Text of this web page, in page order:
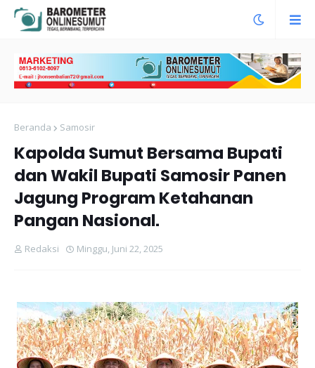
Beranda Samosir
Kapolda Sumut Bersama Bupati
dan Wakil Bupati Samosir Panen
Jagung Program Ketahanan
Pangan Nasional.
Redaksi Minggu, Juni 22, 2025